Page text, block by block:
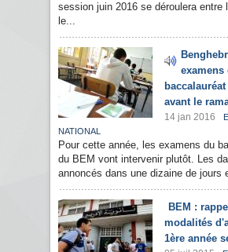
session juin 2016 se déroulera entre
le...
examens
avant le
14 jan 2016
NATIONAL
Pour cette année, les examens du
du BEM vont intervenir plutôt. Les
annoncés dans une dizaine de jours
BEM :
modalités
1ère année